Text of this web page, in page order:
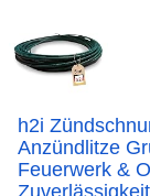
h2i
Anzündlitze
Feuerwerk &